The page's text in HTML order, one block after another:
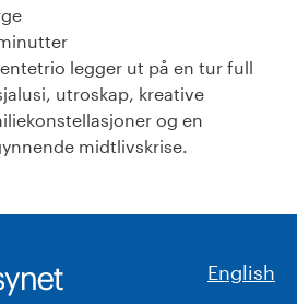
legger ut på en tur full
utroskap, kreative
og en
midtlivskrise.
English